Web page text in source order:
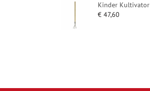
Kinder Kultivator
€ 47,60